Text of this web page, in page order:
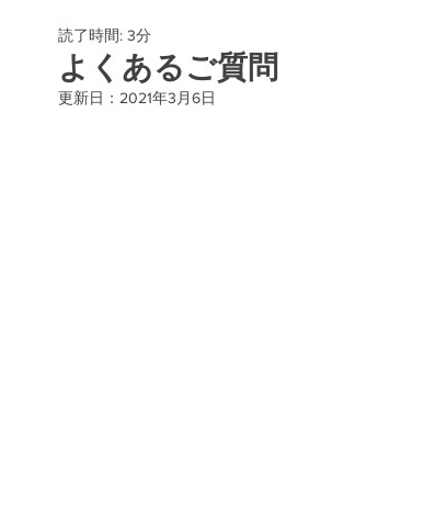
手作り結婚指輪
よくあるご質問
読了時間: 3分
更新日： 2021年3月6日